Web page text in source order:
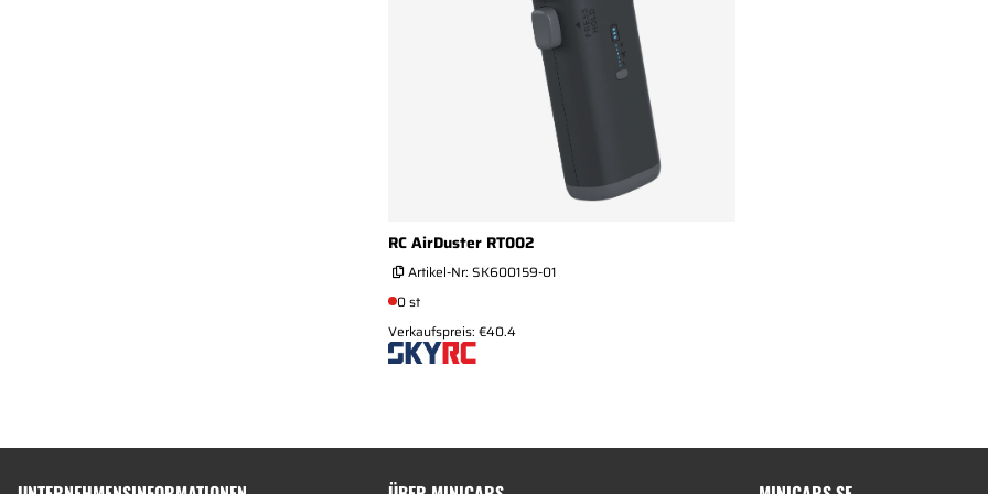
RC AirDuster RT002
Artikel-Nr: SK600159-01
0 st
Verkaufspreis: €40.4